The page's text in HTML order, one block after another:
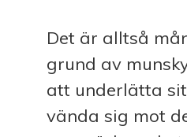
Det är alltså
grund av
att underlätta
vända sig mot